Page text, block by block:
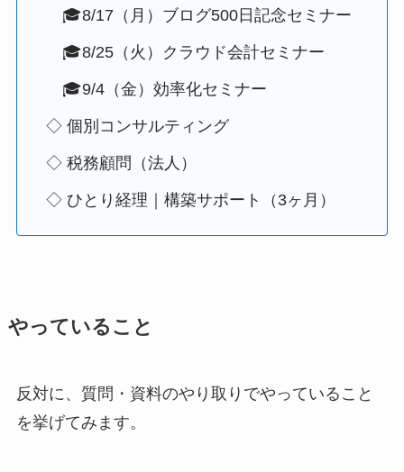
🎓8/17（月）ブログ500日記念セミナー
🎓8/25（火）クラウド会計セミナー
🎓9/4（金）効率化セミナー
◇ 個別コンサルティング
◇ 税務顧問（法人）
◇ ひとり経理｜構築サポート（3ヶ月）
やっていること
反対に、質問・資料のやり取りでやっていること
を挙げてみます。